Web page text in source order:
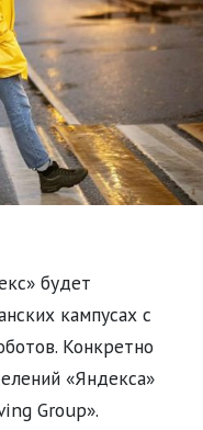
будет
кампусах с
Конкретно
«Яндекса»
Group».